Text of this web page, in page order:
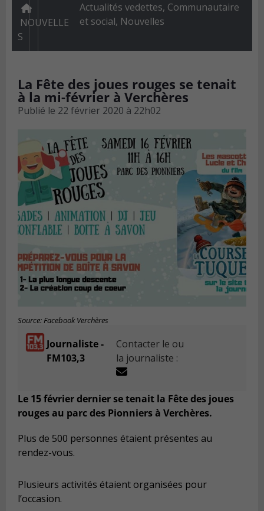
NOUVELLE
S
Actualités vedettes, Communautaire
et social, Nouvelles
La Fête des joues rouges se tenait
à la mi-février à Verchères
Publié le 22 février 2020 à 22h02
Source: Facebook Verchères
Journaliste -
FM103,3
Contacter le ou
la journaliste :
Le 15 février dernier se tenait la Fête des joues
rouges au parc des Pionniers à Verchères.
Plus de 500 personnes étaient présentes au
rendez-vous.
Plusieurs activités étaient organisées pour
l’occasion.